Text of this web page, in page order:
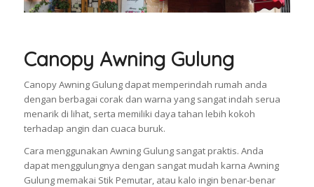
Canopy Awning Gulung
Canopy Awning Gulung dapat memperindah rumah anda
dengan berbagai corak dan warna yang sangat indah serua
menarik di lihat, serta memiliki daya tahan lebih kokoh
terhadap angin dan cuaca buruk.
Cara menggunakan Awning Gulung sangat praktis. Anda
dapat menggulungnya dengan sangat mudah karna Awning
Gulung memakai Stik Pemutar, atau kalo ingin benar-benar